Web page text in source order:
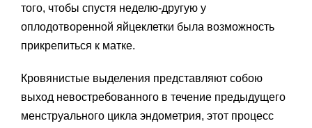
того, чтобы спустя неделю-другую у
оплодотворенной яйцеклетки была возможность
прикрепиться к матке.
Кровянистые выделения представляют собою
выход невостребованного в течение предыдущего
менструального цикла эндометрия, этот процесс